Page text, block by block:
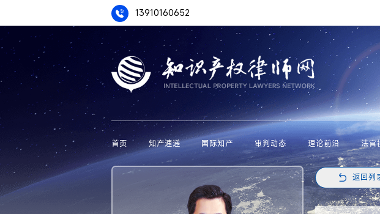
13910160652
首页 知产速递 国际知产 审判动态 理论前沿 法官
返回列